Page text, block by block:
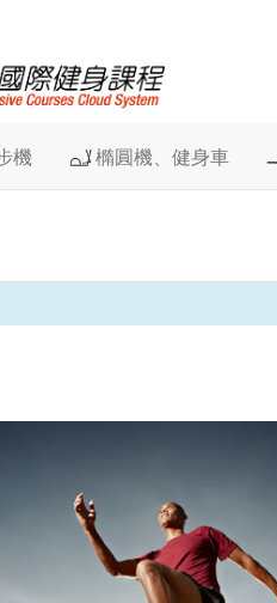
機 橢圓機、健身車